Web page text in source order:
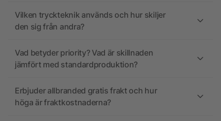
Vilken tryckteknik används och hur skiljer
den sig från andra?
Vad betyder priority? Vad är skillnaden
jämfört med standardproduktion?
Erbjuder allbranded gratis frakt och hur
höga är fraktkostnaderna?